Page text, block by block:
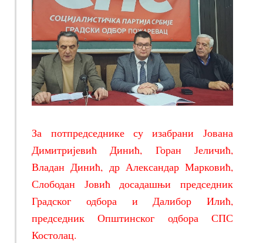
За потпредседнике су изабрани Јована
Димитријевић Динић, Горан Јеличић,
Владан Динић, др Александар Марковић,
Слободан Јовић досадашњи председник
Градског одбора и Далибор Илић,
председник Општинског одбора СПС
Костолац.